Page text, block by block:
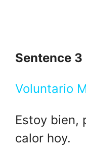
Sentence
Voluntario
Estoy bien,
calor hoy.